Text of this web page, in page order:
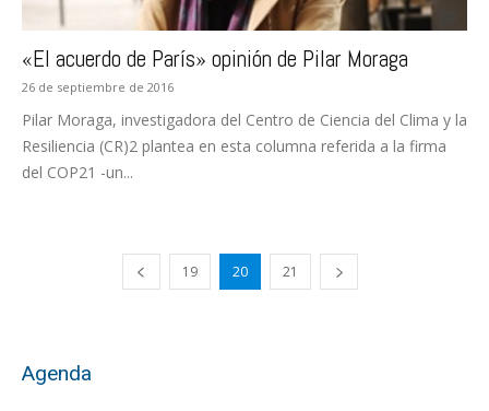
«El acuerdo de París» opinión de Pilar Moraga
26 de septiembre de 2016
Pilar Moraga, investigadora del Centro de Ciencia del Clima y la
Resiliencia (CR)2 plantea en esta columna referida a la firma
del COP21 -un...
19 20 21
Agenda